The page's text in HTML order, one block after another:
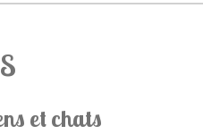
et chats